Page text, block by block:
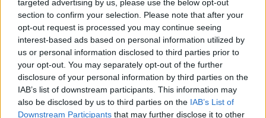
targeted advertising by us, please use the below opt-out
section to confirm your selection. Please note that after your
opt-out request is processed you may continue seeing
interest-based ads based on personal information utilized by
us or personal information disclosed to third parties prior to
your opt-out. You may separately opt-out of the further
disclosure of your personal information by third parties on the
IAB’s list of downstream participants. This information may
also be disclosed by us to third parties on the IAB’s List of
Downstream Participants that may further disclose it to other